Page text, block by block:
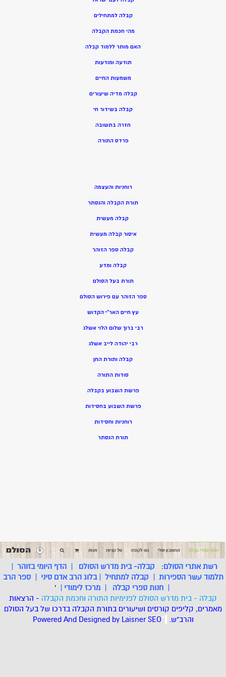
קבלה למתחילים
מהי חכמת הקבלה
האם מותר ללמוד קבלה
תודעה ומודעות
משמעות החיים
קבלה מדיה שיעורים
קבלה בשידור חי
חזרה בתשובה
פרדס התורה
רוחניות והעצמה
תורת הקבלה והנסתר
קבלה מעשית
איסור קבלה מעשית
קבלה ספר הזוהר
קבלה ומדע
תורת בעל הסולם
ספר הזוהר עם פירוש הסולם
עץ חיים האר”י הקדוש
רבי ברוך שלום הלוי אשלג
רבי יהודה לייב אשלג
קבלה ותורת החן
סודות התורה
פרשת השבוע בקבלה
פרשת השבוע בחסידות
רוחניות וחסידות
תורת הנסתר
רשת אתרי הסולם: קבלה- בית מדרש הסולם |הדף היומי בזוהר |
תלמוד עשר הספירות | קבלה למתחיל |בלוג הרב אדם סיני |ספר הרב
| חנות ספרי קבלה | מרכז לימודי |
'
קבלה - בית מדרש הסולם לפנימיות התורה וחכמת הקבלה - הרצאות
מאמרים, קליפים קורסים ושיעורים בתורת הקבלה בדרכו של בעל הסולם
והרב"ש. *
Powered And Designed by LaisnerSEO